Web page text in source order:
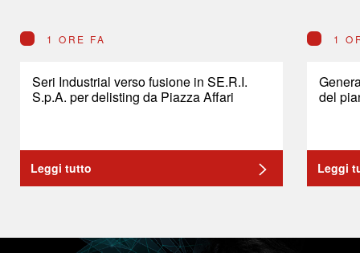
1 ORE FA
Seri Industrial verso fusione in SE.R.I.
S.p.A. per delisting da Piazza Affari
Leggi tutto
1
del
Leggi